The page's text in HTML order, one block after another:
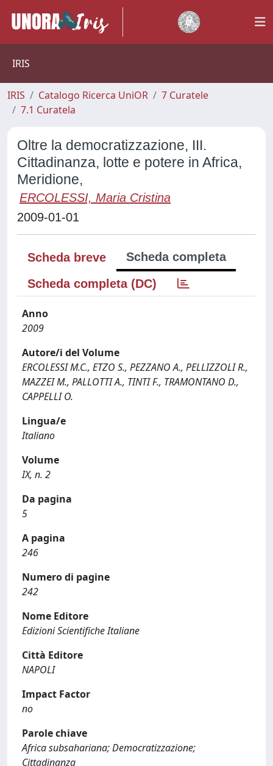
IRIS
IRIS Catalogo Ricerca UniOR
7 Curatele
7.1 Curatela
Oltre la democratizzazione, III.
Cittadinanza, lotte e potere in Africa,
Meridione,
ERCOLESSI, Maria Cristina
2009-01-01
Scheda breve
Scheda completa
Scheda completa (DC)
Anno
2009
Autore/i del Volume
ERCOLESSI M.C., ETZO S., PEZZANO A., PELLIZZOLI R.,
MAZZEI M., PALLOTTI A., TINTI F., TRAMONTANO D.,
CAPPELLI O.
Lingua/e
Italiano
Volume
IX, n. 2
Da pagina
5
A pagina
246
Numero di pagine
242
Nome Editore
Edizioni Scientifiche Italiane
Città Editore
NAPOLI
Impact Factor
no
Parole chiave
Africa subsahariana; Democratizzazione;
Cittadinanza